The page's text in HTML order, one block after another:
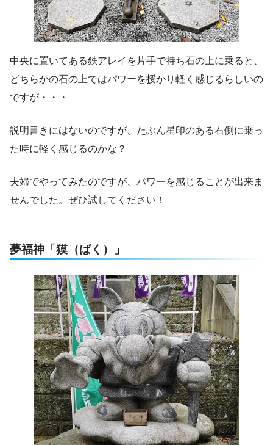
中央に置いてある鉄アレイを片手で持ち石の上に乗ると、
どちらかの石の上ではパワーを授かり軽く感じるらしいの
ですが・・・
説明書きにはないのですが、たぶん星印のある右側に乗っ
た時に軽く感じるのかな？
夫婦でやってみたのですが、パワーを感じることが出来ま
せんでした。ぜひ試してください！
夢福神「獏（ばく）」